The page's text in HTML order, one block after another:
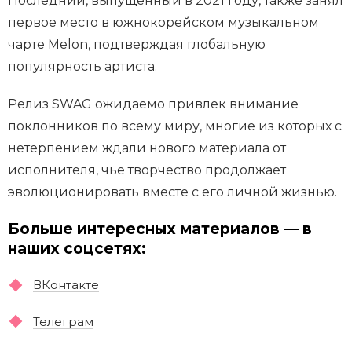
первое место в южнокорейском музыкальном
чарте Melon, подтверждая глобальную
популярность артиста.
Релиз SWAG ожидаемо привлек внимание
поклонников по всему миру, многие из которых с
нетерпением ждали нового материала от
исполнителя, чье творчество продолжает
эволюционировать вместе с его личной жизнью.
Больше интересных материалов — в
наших соцсетях:
ВКонтакте
Телеграм